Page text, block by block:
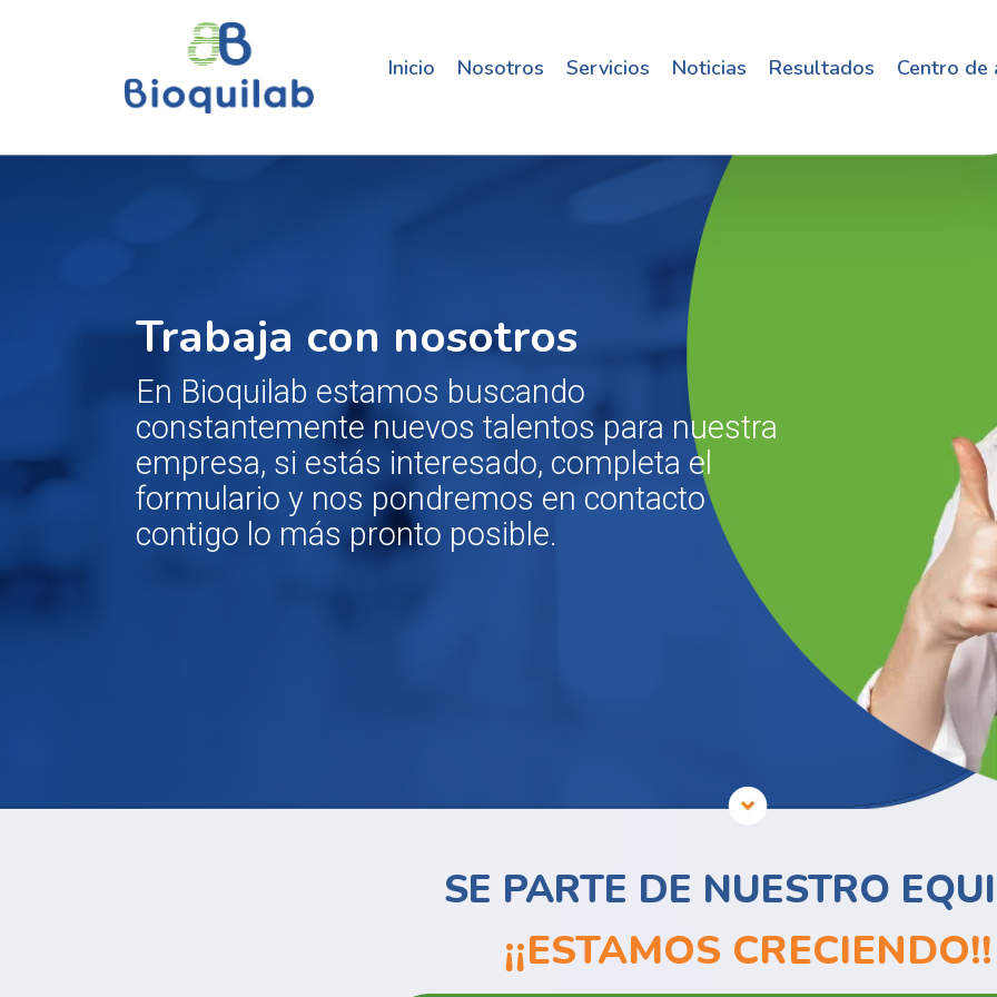
Inicio Nosotros Servicios Noticias Resultados Centro de
Trabaja con nosotros
En Bioquilab estamos buscando
constantemente nuevos talentos para nuestra
empresa, si estás interesado, completa el
formulario y nos pondremos en contacto
contigo lo más pronto posible.
SE PARTE DE NUESTRO
¡¡ESTAMOS CRECIENDO!!